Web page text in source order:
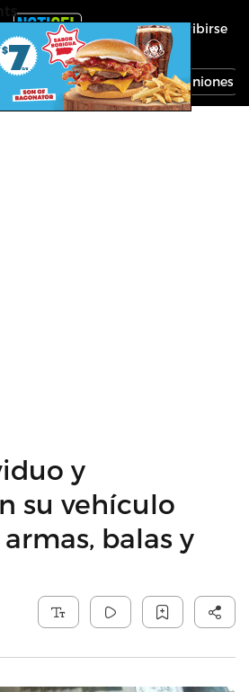
Inscribirse
Noticias Economía Opiniones
y
su vehículo
balas y